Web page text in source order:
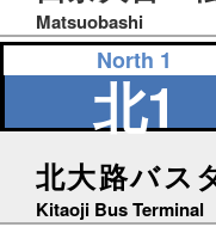
Matsuobashi
North 1
北1
北大路バス
Kitaoji Bus Terminal